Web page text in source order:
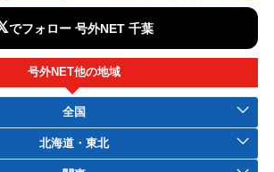
でフォロー 号外NET 千葉
号外NET他の地域
全国
北海道・東北